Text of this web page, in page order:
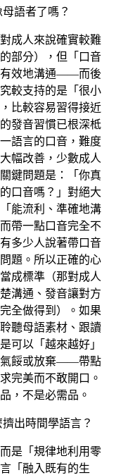
語者了嗎？
成人來說確實較難
部分），但「口音
有效地溝通——而後
較支持的是「很小
比較容易習得接近
發音習慣已根深柢
語言的口音，難度
幅改善，少數成人
鍵問題是：「你真
口音嗎？」對絕大
能流利、準確地溝
帶一點口音完全不
多少人說著帶口音
題。所以正確的心
成標準（那對成人
溝通、發音讓對方
全做得到）。如果
聽母語素材、跟讀
可以「越來越好」
氣餒或放棄——帶點
完美而不敢開口。
，不是必需品。
出時間學語言？
是「規律地利用零
「融入既有的生